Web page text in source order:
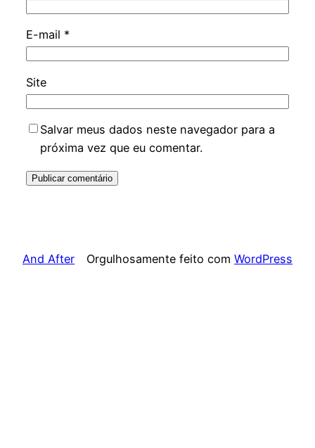
E-mail *
Site
Salvar meus dados neste navegador para a
próxima vez que eu comentar.
And After Orgulhosamente feito com WordPress